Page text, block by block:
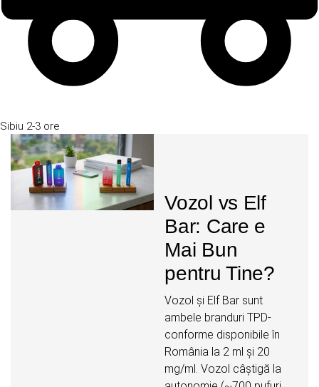
Sibiu 2-3 ore
Vozol vs Elf
Bar: Care e
Mai Bun
pentru Tine?
Vozol și Elf Bar sunt
ambele branduri TPD-
conforme disponibile în
România la 2 ml și 20
mg/ml. Vozol câștigă la